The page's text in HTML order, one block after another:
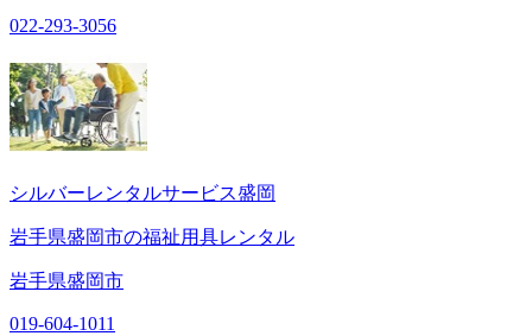
022-293-3056
シルバーレンタルサービス盛岡
岩手県盛岡市の福祉用具レンタル
岩手県盛岡市
019-604-1011